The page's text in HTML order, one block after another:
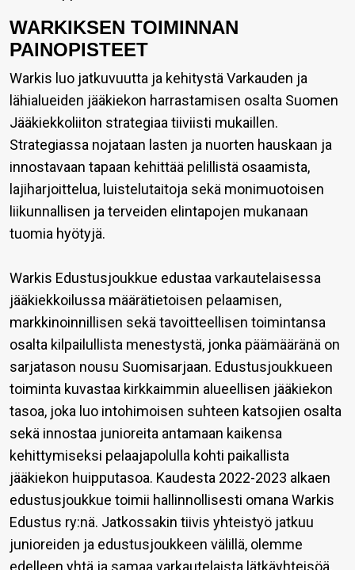
WARKIKSEN TOIMINNAN
PAINOPISTEET
Warkis luo jatkuvuutta ja kehitystä Varkauden ja
lähialueiden jääkiekon harrastamisen osalta Suomen
Jääkiekkoliiton strategiaa tiiviisti mukaillen.
Strategiassa nojataan lasten ja nuorten hauskaan ja
innostavaan tapaan kehittää pelillistä osaamista,
lajiharjoittelua, luistelutaitoja sekä monimuotoisen
liikunnallisen ja terveiden elintapojen mukanaan
tuomia hyötyjä.
Warkis Edustusjoukkue edustaa varkautelaisessa
jääkiekkoilussa määrätietoisen pelaamisen,
markkinoinnillisen sekä tavoitteellisen toimintansa
osalta kilpailullista menestystä, jonka päämääränä on
sarjatason nousu Suomisarjaan. Edustusjoukkueen
toiminta kuvastaa kirkkaimmin alueellisen jääkiekon
tasoa, joka luo intohimoisen suhteen katsojien osalta
sekä innostaa junioreita antamaan kaikensa
kehittymiseksi pelaajapolulla kohti paikallista
jääkiekon huipputasoa. Kaudesta 2022-2023 alkaen
edustusjoukkue toimii hallinnollisesti omana Warkis
Edustus ry:nä. Jatkossakin tiivis yhteistyö jatkuu
junioreiden ja edustusjoukkeen välillä, olemme
edelleen yhtä ja samaa varkautelaista lätkäyhteisöä.